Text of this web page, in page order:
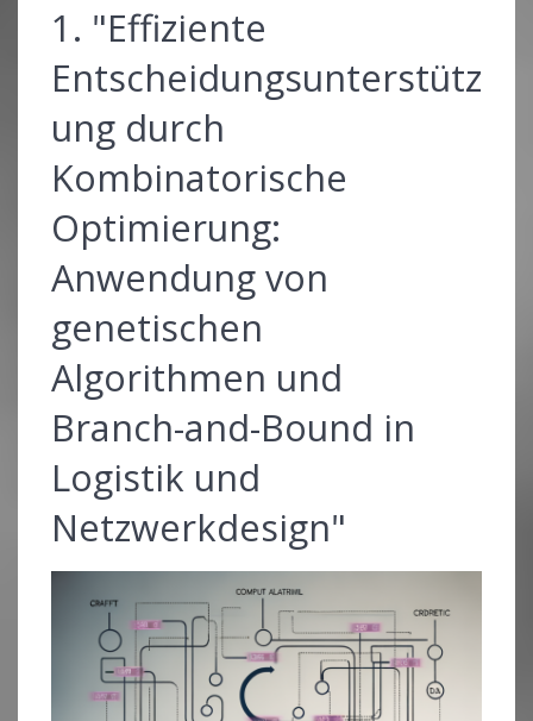
1. "Effiziente
Entscheidungsunterstütz
ung durch
Kombinatorische
Optimierung:
Anwendung von
genetischen
Algorithmen und
Branch-and-Bound in
Logistik und
Netzwerkdesign"